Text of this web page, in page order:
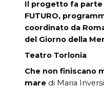
Il progetto fa parte
FUTURO,
coordinato da
del Giorno della
Teatro Torlonia
Che non finiscano
mare di Maria